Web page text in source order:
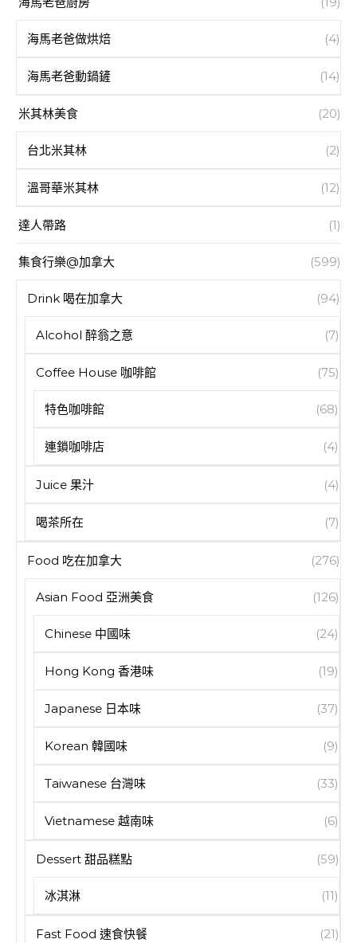
海馬老爸做烘焙 (4)
海馬老爸動鍋鏟 (14)
米其林美食 (20)
台北米其林 (2)
溫哥華米其林 (12)
達人帶路 (1)
集食行樂@加拿大 (599)
Drink 喝在加拿大 (94)
Alcohol 醉翁之意 (7)
Coffee House 咖啡館 (75)
特色咖啡館 (68)
連鎖咖啡店 (4)
Juice 果汁 (4)
喝茶所在 (7)
Food 吃在加拿大 (276)
Asian Food 亞洲美食 (126)
Chinese 中國味 (24)
Hong Kong 香港味 (19)
Japanese 日本味 (37)
Korean 韓國味 (9)
Taiwanese 台灣味 (33)
Vietnamese 越南味 (6)
Dessert 甜品糕點 (59)
冰淇淋 (11)
Fast Food 速食快餐 (21)